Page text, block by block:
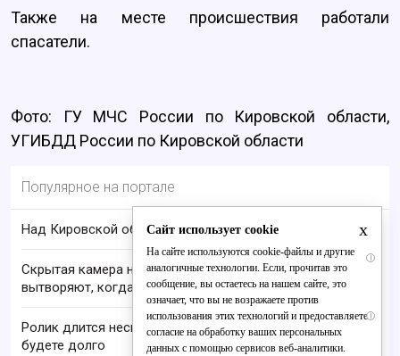
Также на месте происшествия работали
спасатели.
Фото: ГУ МЧС России по Кировской области,
УГИБДД России по Кировской области
Популярное на портале
Над Кировской областью сбили БПЛА
i
Скрытая камера на пляже Крыма: Что люди
вытворяют, когда их не видят...
i
Ролик длится несколько секунд, а смеяться вы
будете долго
x
Сайт использует cookie
На сайте используются cookie-файлы и другие
аналогичные технологии. Если, прочитав это
сообщение, вы остаетесь на нашем сайте, это
означает, что вы не возражаете против
использования этих технологий и предоставляете
согласие на обработку ваших персональных
данных с помощью сервисов веб-аналитики.